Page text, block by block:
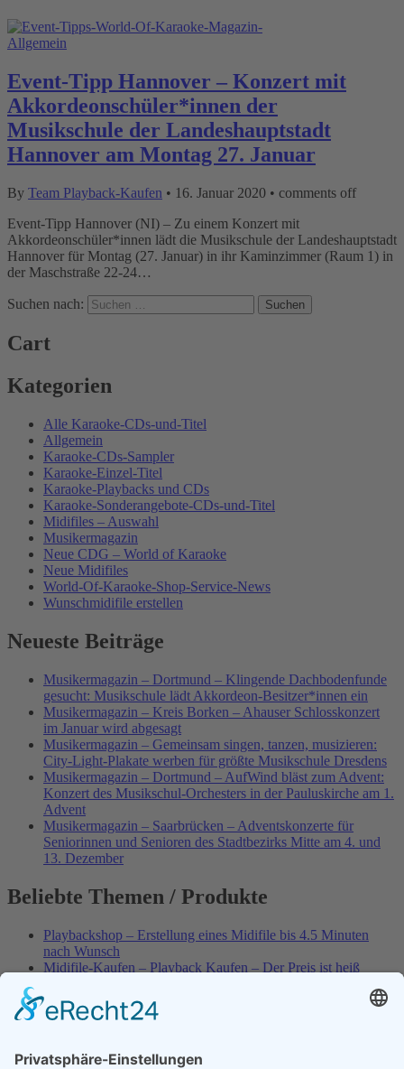
Allgemein
Event-Tipp Hannover – Konzert mit
Akkordeonschüler*innen der
Musikschule der Landeshauptstadt
Hannover am Montag 27. Januar
By Team Playback-Kaufen • 16. Januar 2020 • comments off
Event-Tipp Hannover (NI) – Zu einem Konzert mit
Akkordeonschüler*innen lädt die Musikschule der Landeshauptstadt
Hannover für Montag (27. Januar) in ihr Kaminzimmer (Raum 1) in
der Maschstraße 22-24…
Suchen nach:
Cart
Kategorien
Alle Karaoke-CDs-und-Titel
Allgemein
Karaoke-CDs-Sampler
Karaoke-Einzel-Titel
Karaoke-Playbacks und CDs
Karaoke-Sonderangebote-CDs-und-Titel
Midifiles – Auswahl
Musikermagazin
Neue CDG – World of Karaoke
Neue Midifiles
World-Of-Karaoke-Shop-Service-News
Wunschmidifile erstellen
Neueste Beiträge
Musikermagazin – Dortmund – Klingende Dachbodenfunde
gesucht: Musikschule lädt Akkordeon-Besitzer*innen ein
Musikermagazin – Kreis Borken – Ahauser Schlosskonzert
im Januar wird abgesagt
Musikermagazin – Gemeinsam singen, tanzen, musizieren:
City-Light-Plakate werben für größte Musikschule Dresdens
Musikermagazin – Dortmund – AufWind bläst zum Advent:
Konzert des Musikschul-Orchesters in der Pauluskirche am 1.
Advent
Musikermagazin – Saarbrücken – Adventskonzerte für
Seniorinnen und Senioren des Stadtbezirks Mitte am 4. und
13. Dezember
Beliebte Themen / Produkte
Playbackshop – Erstellung eines Midifile bis 4.5 Minuten
nach Wunsch
Midifile-Kaufen – Playback Kaufen – Der Preis ist heiß
Best of Karaoke – Roy Black – Playbacks – Absolute Rarität
World-of-Karaoke – Midifiles kaufen – Ich baue Dein
Playbackshop – Erstellung eines Wunschmidifile bis 3.5